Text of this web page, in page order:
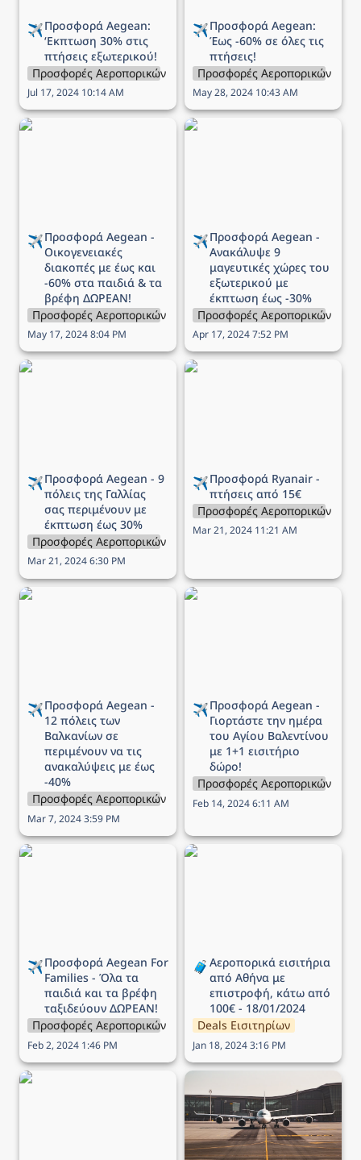
✈️Προσφορά Aegean:
‘Εκπτωση 30% στις
πτήσεις εξωτερικού!
Προσφορές Αεροπορικών Εταιρειών
Jul 17, 2024 10:14 AM
✈️Προσφορά Aegean:
Έως -60% σε όλες τις
πτήσεις!
Προσφορές Αεροπορικών
May 28, 2024 10:43 AM
Προσφορά Aegean -
✈️
Οικογενειακές
διακοπές με έως και
-60% στα παιδιά & τα
βρέφη ΔΩΡΕΑΝ!
Προσφορές Αεροπορικών Εταιρειών
May 17, 2024 8:04 PM
Προσφορά Aegean -
✈️Προσφορά Aegean -
Ανακάλυψε 9
μαγευτικές χώρες του
εξωτερικού με
έκπτωση έως -30%
Προσφορές Αεροπορικών
Apr 17, 2024 7:52 PM
Προσφορά Aegean - 9
✈️Προσφορά Aegean - 9
πόλεις της Γαλλίας
σας περιμένουν με
έκπτωση έως 30%
Προσφορές Αεροπορικών Εταιρειών
Mar 21, 2024 6:30 PM
Προσφορά Ryanair -
✈️Προσφορά Ryanair -
πτήσεις από 15€
Προσφορές Αεροπορικών
Mar 21, 2024 11:21 AM
Προσφορά Aegean - 12
✈️Προσφορά Aegean -
12 πόλεις των
Βαλκανίων σε
περιμένουν να τις
ανακαλύψεις με έως
-40%
Προσφορές Αεροπορικών Εταιρειών
Mar 7, 2024 3:59 PM
Προσφορά Aegean -
✈️
Γιορτάστε την ημέρα
του Αγίου Βαλεντίνου
με 1+1 εισιτήριο
δώρο!
Προσφορές Αεροπορικών
Feb 14, 2024 6:11 AM
Προσφορά Aegean For
✈️Προσφορά Aegean For
Families - Όλα τα
παιδιά και τα βρέφη
ταξιδεύουν ΔΩΡΕΑΝ!
Προσφορές Αεροπορικών Εταιρειών
Feb 2, 2024 1:46 PM
Αεροπορικά εισιτήρια
🧳 Αεροπορικά εισιτήρια
από Αθήνα με
επιστροφή, κάτω από
100€ - 18/01/2024
Deals Εισιτηρίων
Jan 18, 2024 3:16 PM
Προσφορά Aegean -
Αεροπορικά εισιτήρια -
Deals 04/01/2024